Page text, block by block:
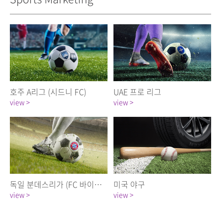
호주 A리그 (시드니 FC)
view >
UAE 프로 리그
view >
독일 분데스리가 (FC 바이에른 뮌헨)
view >
미국 야구
view >